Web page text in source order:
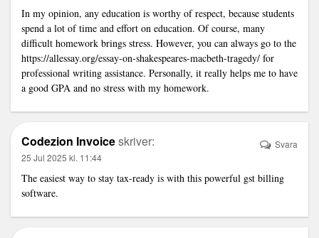
In my opinion, any education is worthy of respect, because students
spend a lot of time and effort on education. Of course, many
difficult homework brings stress. However, you can always go to the
https://allessay.org/essay-on-shakespeares-macbeth-tragedy/ for
professional writing assistance. Personally, it really helps me to have
a good GPA and no stress with my homework.
Codezion Invoiceskriver:
25 Jul 2025 kl. 11:44
The easiest way to stay tax-ready is with this powerful gst billing
software.
Svara